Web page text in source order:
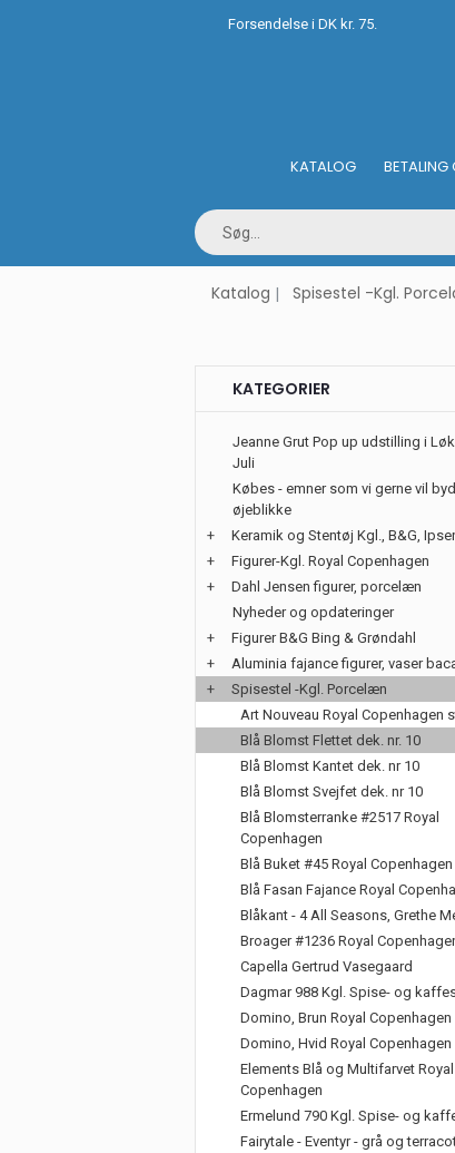
Forsendelse i DK kr. 75.
KATALOG BETALING
Katalog Spisestel -Kgl.
KATEGORIER
Jeanne Grut Pop up udstilling i
Juli
Købes - emner som vi gerne vil
øjeblikke
+
Keramik og Stentøj Kgl., B&G,
+
Figurer-Kgl. Royal Copenhagen
+
Dahl Jensen figurer, porcelæn
Nyheder og opdateringer
+
Figurer B&G Bing & Grøndahl
+
Aluminia fajance figurer, vaser
+
Spisestel -Kgl. Porcelæn
Art Nouveau Royal Copenhagen
Blå Blomst Flettet dek. nr. 10
Blå Blomst Kantet dek. nr 10
Blå Blomst Svejfet dek. nr 10
Blå Blomsterranke #2517 Royal
Copenhagen
Blå Buket #45 Royal Copenhagen
Blå Fasan Fajance Royal
Blåkant - 4 All Seasons, Grethe
Broager #1236 Royal
Capella Gertrud Vasegaard
Dagmar 988 Kgl. Spise- og
Domino, Brun Royal Copenhagen
Domino, Hvid Royal Copenhagen
Elements Blå og Multifarvet Royal
Copenhagen
Ermelund 790 Kgl. Spise- og
Fairytale - Eventyr - grå og